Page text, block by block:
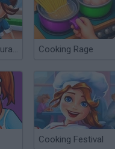
Cooking Restaurant Cooking Rage
Cooking Festival